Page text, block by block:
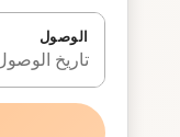
الوصول
تاريخ